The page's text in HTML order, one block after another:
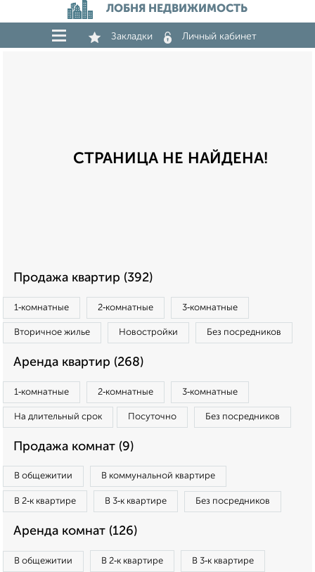
ЛОБНЯ НЕДВИЖИМОСТЬ
Закладки Личный кабинет
СТРАНИЦА НЕ НАЙДЕНА!
Продажа квартир (392)
1‑комнатные 2‑комнатные 3‑комнатные
Вторичное жилье Новостройки Без посредников
Аренда квартир (268)
1‑комнатные 2‑комнатные 3‑комнатные
На длительный срок Посуточно Без посредников
Продажа комнат (9)
В общежитии В коммунальной квартире
В 2‑к квартире В 3‑к квартире Без посредников
Аренда комнат (126)
В общежитии В 2‑к квартире В 3‑к квартире